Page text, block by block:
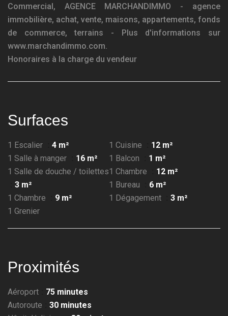
Commercial, AGENCE MARCHANDIMMO - agence
immobilière, achat, vente, maisons, appartements, fonds
de commerce, terrains - Plus d'informations sur
www.marchandimmo.com.
Honoraires à la charge du vendeur
Surfaces
1 Escalier 4 m² 1 Cuisine
12 m²
1 Salle à manger
16 m² 1 Balcon
1 m²
1 Salle de douche / toilettes
3 m²
1 Chambre
12 m²
1 Bureau
6 m²
1 Chambre
9 m² 1 Dégagement
3 m²
1 Grenier
Proximités
Aéroport
75 minutes
Autoroute
30 minutes